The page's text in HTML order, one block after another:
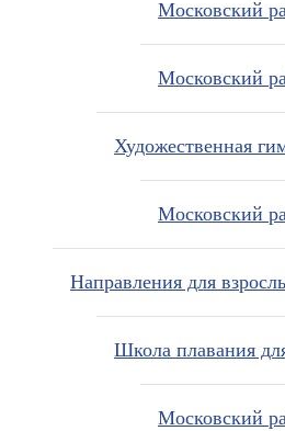
Московский
Московский
Художественная
Московский
Направления для
Школа плавания
Московский